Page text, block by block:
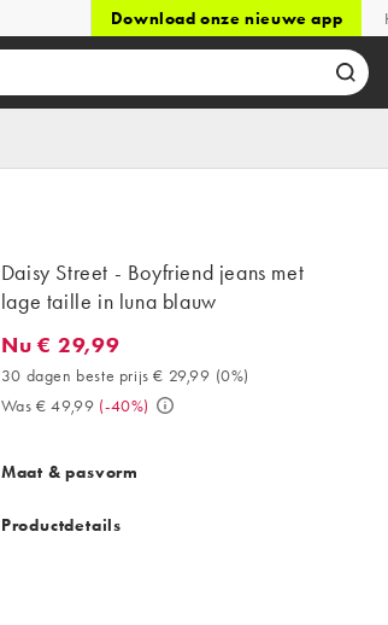
Download onze nieuwe app
Daisy Street - Boyfriend jeans met
lage taille in luna blauw
Nu € 29,99. 30 dagen beste prijs € 29,99 (0%).
Nu € 29,99
30 dagen beste prijs € 29,99 (0%)
Was € 49,99 (-40%)
Maat & pasvorm
Productdetails